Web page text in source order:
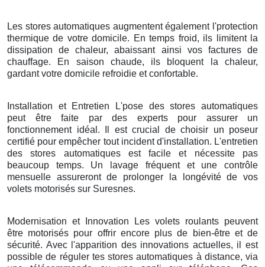
Les stores automatiques augmentent également l'protection
thermique de votre domicile. En temps froid, ils limitent la
dissipation de chaleur, abaissant ainsi vos factures de
chauffage. En saison chaude, ils bloquent la chaleur,
gardant votre domicile refroidie et confortable.
Installation et Entretien L'pose des stores automatiques
peut être faite par des experts pour assurer un
fonctionnement idéal. Il est crucial de choisir un poseur
certifié pour empêcher tout incident d'installation. L'entretien
des stores automatiques est facile et nécessite pas
beaucoup temps. Un lavage fréquent et une contrôle
mensuelle assureront de prolonger la longévité de vos
volets motorisés sur Suresnes.
Modernisation et Innovation Les volets roulants peuvent
être motorisés pour offrir encore plus de bien-être et de
sécurité. Avec l'apparition des innovations actuelles, il est
possible de réguler tes stores automatiques à distance, via